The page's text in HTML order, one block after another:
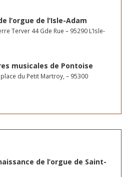
l’orgue de l’Isle-Adam
Terver 44 Gde Rue – 95290 L’Isle-
musicales de Pontoise
du Petit Martroy, – 95300
de l’orgue de Saint-